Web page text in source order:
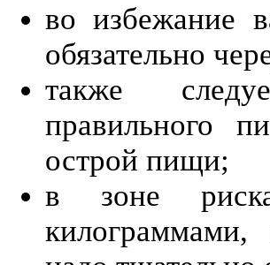
во избежание
обязательно
также
правильного
острой пищи;
в зоне